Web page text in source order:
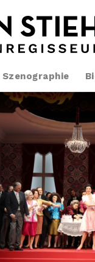
Szenographie